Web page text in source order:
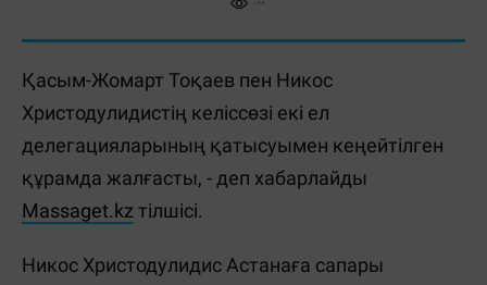
Қасым-Жомарт Тоқаев пен Никос
Христодулидистің келіссөзі екі ел
делегацияларының қатысуымен кеңейтілген
құрамда жалғасты, - деп хабарлайды
Massaget.kzтілшісі.
Никос Христодулидис Астанаға сапары